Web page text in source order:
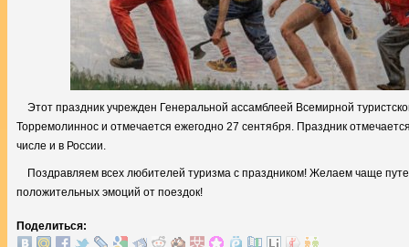
Этот праздник учрежден Генеральной ассамблеей Всемирной
Торремолиннос и отмечается ежегодно 27 сентября. Праздник
числе и в России.
Поздравляем всех любителей туризма с праздником! Желаем чаще
положительных эмоций от поездок!
Поделиться: